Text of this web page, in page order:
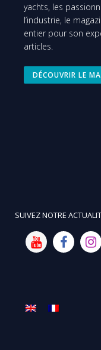
yachts, les
l’industrie, le
entier pour son
articles.
DÉCOUVRIR LE
SUIVEZ NOTRE